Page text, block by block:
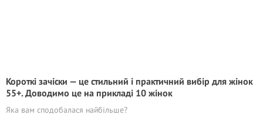
Короткі зачіски — це стильний і практичний вибір для жінок
55+. Доводимо це на прикладі 10 жінок
Яка вам сподобалася найбільше?